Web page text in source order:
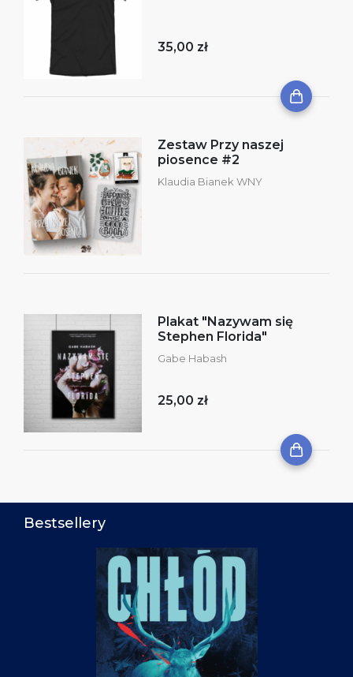
35,00 zł
Zestaw Przy naszej
piosence #2
Klaudia Bianek WNY
Plakat "Nazywam się
Stephen Florida"
Gabe Habash
25,00 zł
Bestsellery